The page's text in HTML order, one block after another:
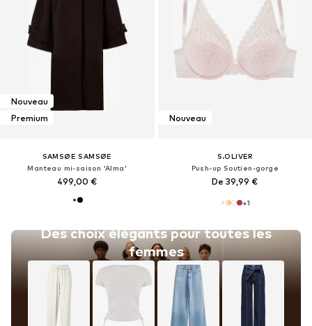
Nouveau
Premium
SAMSØE SAMSØE
Manteau mi-saison 'Alma'
499,00 €
Des choix élégants pour toutes les
femmes
Nouveau
S.OLIVER
Push-up Soutien-gorge
De 39,99 €
+1